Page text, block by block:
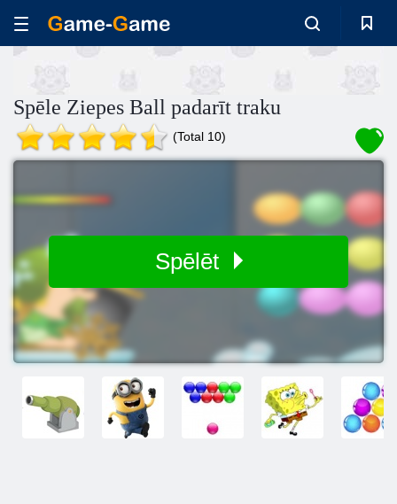
Spēle Ziepes Ball padarīt traku
(Total 10)
Spēlēt